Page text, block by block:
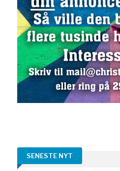
SENESTE NYT